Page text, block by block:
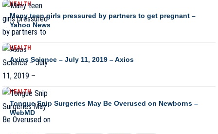
HEALTH
Many teen girls pressured by partners to get pregnant –
Yahoo News
HEALTH
Axios Science – July 11, 2019 – Axios
HEALTH
Tongue Snip Surgeries May Be Overused on Newborns –
WebMD